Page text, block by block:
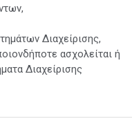
Διαχείρισης,
ασχολείται ή
Διαχείρισης